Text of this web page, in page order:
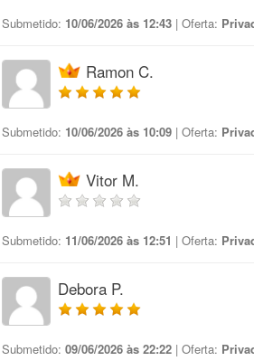
Submetido: 10/06/2026 às 12:43 | Oferta:
Ramon C.
Submetido: 10/06/2026 às 10:09 | Oferta:
Vitor M.
Submetido: 11/06/2026 às 12:51 | Oferta:
Debora P.
Submetido: 09/06/2026 às 22:22 | Oferta: